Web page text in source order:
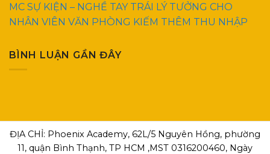
MC SỰ KIỆN – NGHỀ TAY TRÁI LÝ TƯỞNG CHO
NHÂN VIÊN VĂN PHÒNG KIẾM THÊM THU NHẬP
BÌNH LUẬN GẦN ĐÂY
ĐỊA CHỈ: Phoenix Academy, 62L/5 Nguyên Hồng, phường
11, quận Bình Thạnh, TP HCM ,MST 0316200460, Ngày